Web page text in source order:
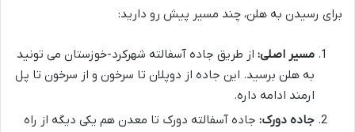
برای رسیدن به هلن، چند مسیر پیش رو دارید:
مسیر اصلی: از طریق جاده آسفالته شهرکرد-خوزستان می تونید
به هلن برسید. این جاده از دوپلان تا سرخون و از سرخون تا پل
ارمند ادامه داره.
جاده دورک: جاده آسفالته دورک تا معدن هم یکی دیگه از راه